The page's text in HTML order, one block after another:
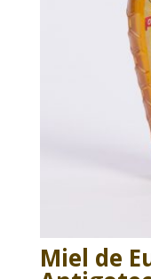
Miel de